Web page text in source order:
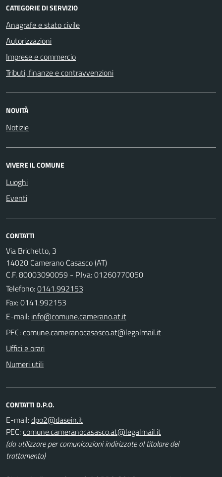
CATEGORIE DI SERVIZIO
Anagrafe e stato civile
Autorizzazioni
Imprese e commercio
Tributi, finanze e contravvenzioni
NOVITÀ
Notizie
VIVERE IL COMUNE
Luoghi
Eventi
CONTATTI
Via Brichetto, 3
14020 Camerano Casasco (AT)
C.F. 80003090059 - P.Iva: 01260770050
Telefono:0141.992153
Fax: 0141.992153
E-mail:
PEC:
Uffici e orari
Numeri utili
CONTATTI D.P.O.
E-mail:
PEC:
(da utilizzare per comunicazioni indirizzate al titolare del
trattamento)